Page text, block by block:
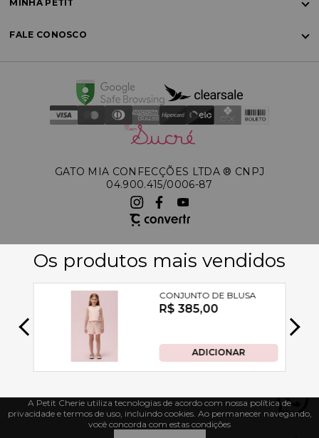
MINHA PETIT
FALE CONOSCO
GATO MIA CONFECÇÕES LTDA ®️ CNPJ
04.900.415/0006-87
A Petit Cherie utiliza tecnologias de acordo com nossa política de
privacidade e termos de uso, incluindo cookies. Ao permanecer navegando,
você concorda com estas condições